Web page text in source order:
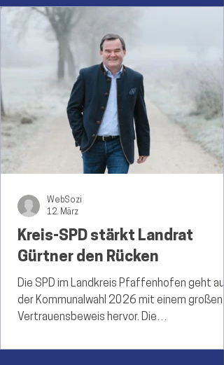
Demokratie, Sozialdemokratie und seine
Heimatstadt. SPD Kreisvorsitzender
Pfaffenhofen - Markus Käser,
Altbürgermeister - Martin Schmid, SPD OV-
Chef Vohburg -Oliver Rechenauer, Dritter
Bürgermeister Vohburg - Hartmut Lederer
(Foto: Basti Kraus) Vohburg. Sie wird nicht
ein
Kreis-SPD stärkt Landrat
Gürtner den Rücken
Die SPD im Landkreis Pfaffenhofen geht aus
der Kommunalwahl 2026 mit einem großen
Vertrauensbeweis hervor. Die
deutlich zugelegt: über 17.000 Stimmen
WebSozi
12. März